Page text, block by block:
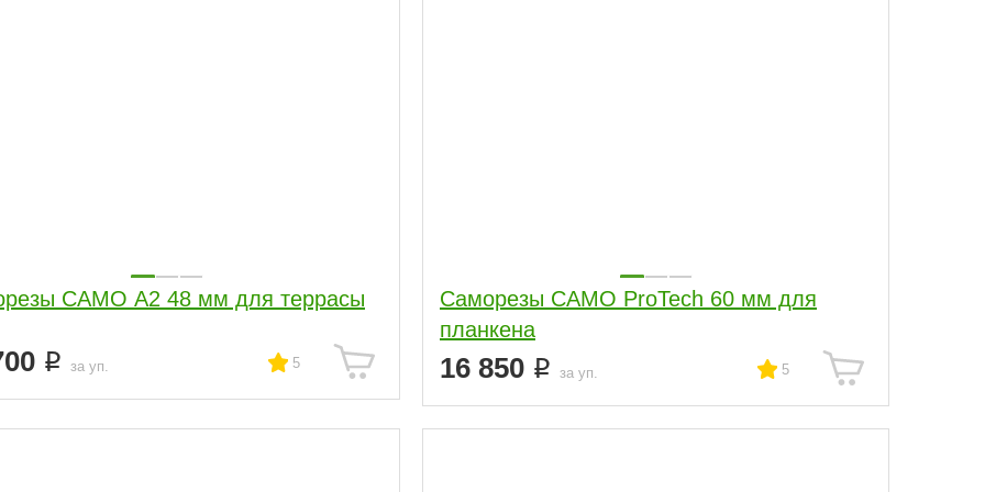
CAMO А2 48 мм для террасы
за уп. 5
Саморезы CAMO ProTech 60 мм для
планкена
16 850 за уп. 5